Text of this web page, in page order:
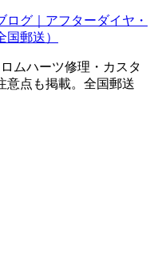
グ｜アフターダイヤ・
郵送）
ムハーツ修理・カスタ
意点も掲載。全国郵送